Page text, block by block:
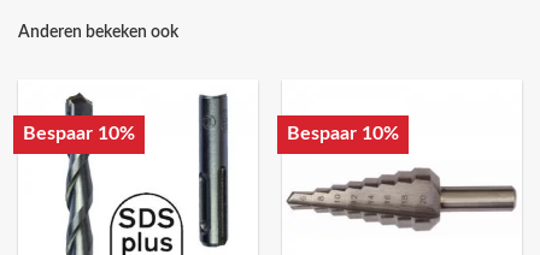
Anderen bekeken ook
Bespaar 10% Bespaar 10%